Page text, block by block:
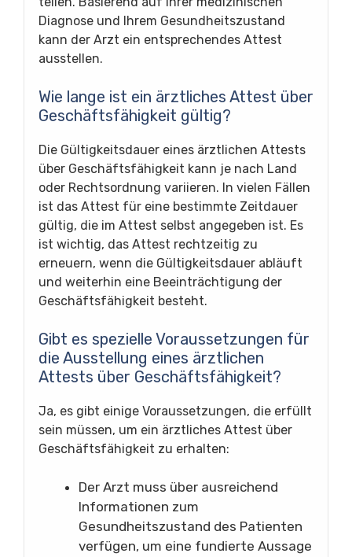
Diagnose und Ihrem Gesundheitszustand
kann der Arzt ein entsprechendes Attest
ausstellen.
Wie lange ist ein ärztliches Attest über
Geschäftsfähigkeit gültig?
Die Gültigkeitsdauer eines ärztlichen Attests
über Geschäftsfähigkeit kann je nach Land
oder Rechtsordnung variieren. In vielen Fällen
ist das Attest für eine bestimmte Zeitdauer
gültig, die im Attest selbst angegeben ist. Es
ist wichtig, das Attest rechtzeitig zu
erneuern, wenn die Gültigkeitsdauer abläuft
und weiterhin eine Beeinträchtigung der
Geschäftsfähigkeit besteht.
Gibt es spezielle Voraussetzungen für
die Ausstellung eines ärztlichen
Attests über Geschäftsfähigkeit?
Ja, es gibt einige Voraussetzungen, die erfüllt
sein müssen, um ein ärztliches Attest über
Geschäftsfähigkeit zu erhalten:
Der Arzt muss über ausreichend
Informationen zum
Gesundheitszustand des Patienten
verfügen, um eine fundierte Aussage